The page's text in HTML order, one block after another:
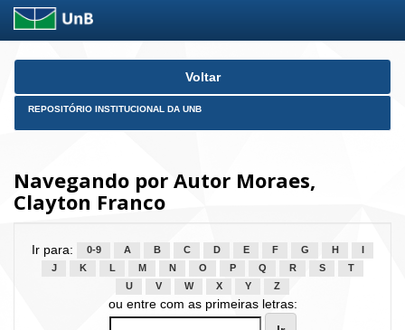
Skip
Voltar
REPOSITÓRIO INSTITUCIONAL DA UNB
Navegando por Autor Moraes,
Clayton Franco
Ir para: 0-9 A B C D E F G H
J
K L M N O P Q R S
T
U
V W X Y Z
ou entre com as primeiras letras: